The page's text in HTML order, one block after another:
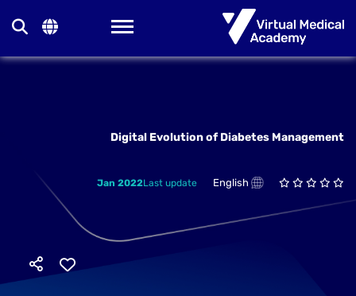
Toggle navigation
Digital Evolution of Diabetes Management
Last update
Jan 2022